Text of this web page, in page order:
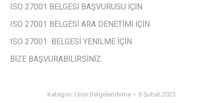
ISO 27001 BELGESİ BAŞVURUSU İÇİN
ISO 27001 BELGESİ ARA DENETİMİ İÇİN
ISO 27001 BELGESİ YENİLME İÇİN
BİZE BAŞVURABİLİRSİNİZ.
Kategori: Ürün Belgelendirme 6 Şubat 2023